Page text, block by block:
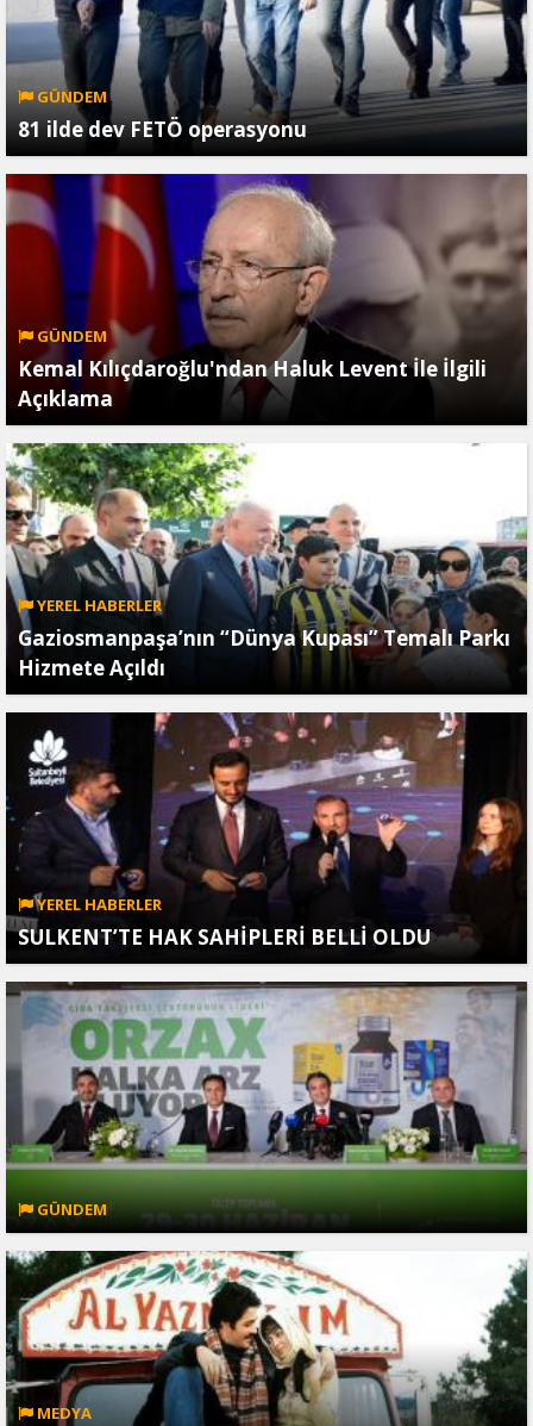
GÜNDEM
81 ilde dev FETÖ operasyonu
GÜNDEM
Kemal Kılıçdaroğlu'ndan Haluk Levent İle İlgili
Açıklama
YEREL HABERLER
Gaziosmanpaşa’nın “Dünya Kupası” Temalı Parkı
Hizmete Açıldı
YEREL HABERLER
SULKENT’TE HAK SAHİPLERİ BELLİ OLDU
GÜNDEM
MEDYA